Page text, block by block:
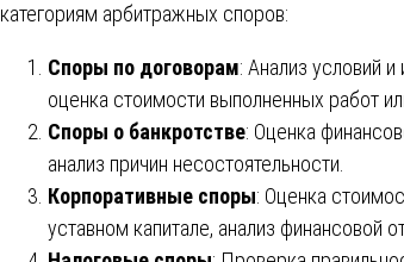
категориям арбитражных споров:
Споры по договорам: Анализ условий
оценка стоимости выполненных работ
Споры о банкротстве: Оценка
анализ причин несостоятельности.
Корпоративные споры: Оценка
уставном капитале, анализ финансовой